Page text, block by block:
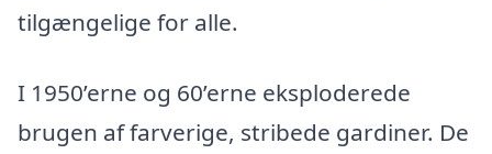
tilgængelige for alle.
I 1950’erne og 60’erne eksploderede
brugen af farverige, stribede gardiner. De